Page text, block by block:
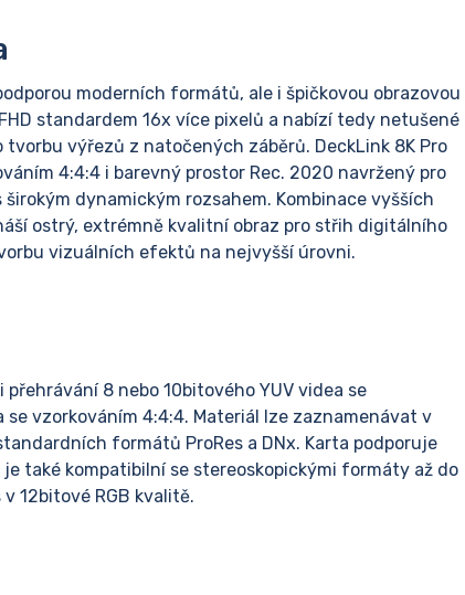
moderních formátů, ale i špičkovou obrazovou
standardem 16x více pixelů a nabízí tedy netušené
výřezů z natočených záběrů. DeckLink 8K Pro
4:4:4 i barevný prostor Rec. 2020 navržený pro
dynamickým rozsahem. Kombinace vyšších
ostrý, extrémně kvalitní obraz pro střih digitálního
vizuálních efektů na nejvyšší úrovni.
8 nebo 10bitového YUV videa se
se vzorkováním 4:4:4. Materiál lze zaznamenávat v
formátů ProRes a DNx. Karta podporuje
také kompatibilní se stereoskopickými formáty až do
12bitové RGB kvalitě.